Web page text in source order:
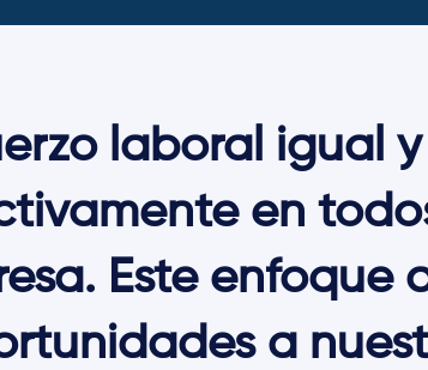
laboral igual
en
Este enfoque
a